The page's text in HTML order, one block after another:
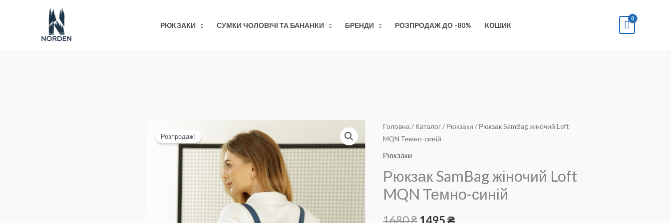
РЮКЗАКИ СУМКИ ЧОЛОВІЧІ ТА БАНАНКИ БРЕНДИ РОЗПРОДАЖ ДО -80% КОШИК
Розпродаж!
Головна / Каталог/ Рюкзаки / Рюкзак SamBag жіночий Loft
MQN Темно-синій
Рюкзаки
Рюкзак SamBag жіночий Loft
MQN Темно-синій
1680₴ Оригінальна
1495₴Поточна